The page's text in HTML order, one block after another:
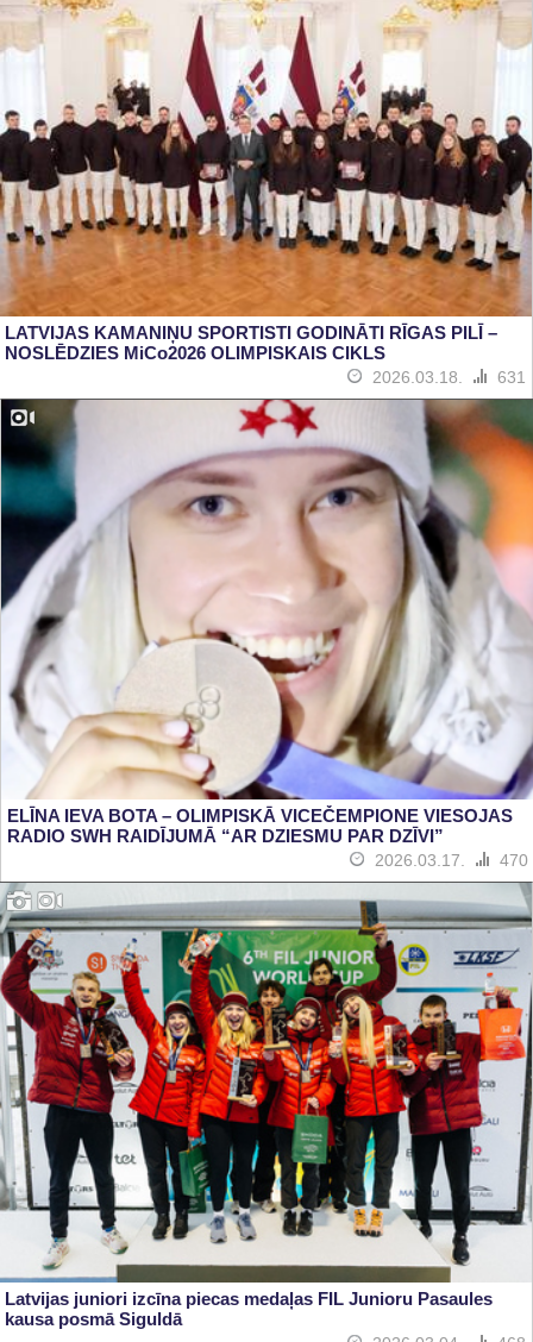
LATVIJAS KAMANIŅU SPORTISTI GODINĀTI RĪGAS PILĪ –
NOSLĒDZIES MiCo2026 OLIMPISKAIS CIKLS
2026.03.18. 631
ELĪNA IEVA BOTA – OLIMPISKĀ VICEČEMPIONE VIESOJAS
RADIO SWH RAIDĪJUMĀ “AR DZIESMU PAR DZĪVI”
2026.03.17. 470
Latvijas juniori izcīna piecas medaļas FIL Junioru Pasaules
kausa posmā Siguldā